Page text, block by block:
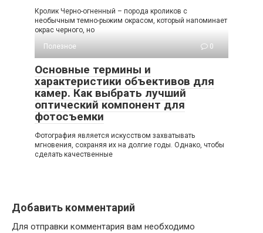
Кролик Черно-огненный – порода кроликов с
необычным темно-рыжим окрасом, который напоминает
окрас черного, но
Полезное
0
Основные термины и
характеристики объективов для
камер. Как выбрать лучший
оптический компонент для
фотосъемки
Фотография является искусством захватывать
мгновения, сохраняя их на долгие годы. Однако, чтобы
сделать качественные
Добавить комментарий
Для отправки комментария вам необходимо